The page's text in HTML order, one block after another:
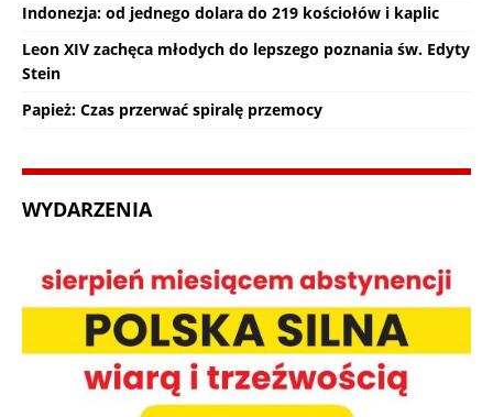
Indonezja: od jednego dolara do 219 kościołów i kaplic
Leon XIV zachęca młodych do lepszego poznania św. Edyty
Stein
Papież: Czas przerwać spiralę przemocy
WYDARZENIA